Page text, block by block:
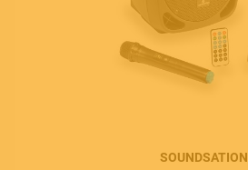
SOUNDSATION